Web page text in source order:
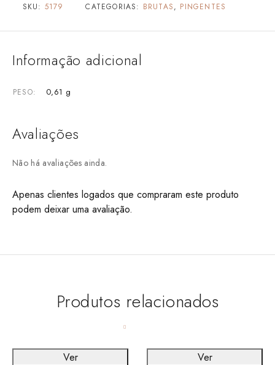
SKU: 5179 CATEGORIAS: BRUTAS, PINGENTES
Informação adicional
PESO 0,61 g
Avaliações
Não há avaliações ainda.
Apenas clientes logados que compraram este produto
podem deixar uma avaliação.
Produtos relacionados
Ver Ver